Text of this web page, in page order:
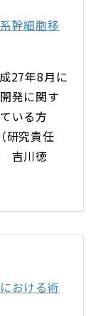
幹細胞移
27年8月に
発に関す
いる方
研究責任
吉川徳
おける術